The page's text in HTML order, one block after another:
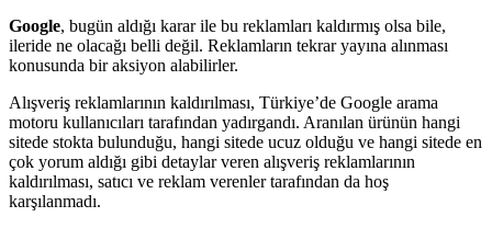
Google, bugün aldığı karar ile bu reklamları kaldırmış olsa bile,
ileride ne olacağı belli değil. Reklamların tekrar yayına alınması
konusunda bir aksiyon alabilirler.
Alışveriş reklamlarının kaldırılması, Türkiye’de Google arama
motoru kullanıcıları tarafından yadırgandı. Aranılan ürünün hangi
sitede stokta bulunduğu, hangi sitede ucuz olduğu ve hangi sitede en
çok yorum aldığı gibi detaylar veren alışveriş reklamlarının
kaldırılması, satıcı ve reklam verenler tarafından da hoş
karşılanmadı.